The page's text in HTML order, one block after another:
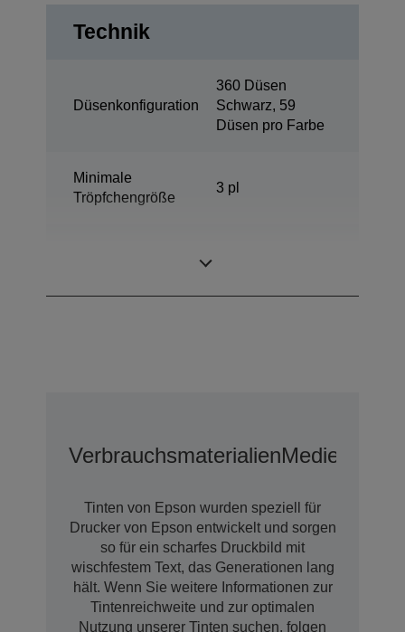
Technik
Düsenkonfiguration
360 Düsen
Schwarz, 59
Düsen pro Farbe
Minimale
Tröpfchengröße
3 pl
VerbrauchsmaterialienMedien
Tinten von Epson wurden speziell für
Drucker von Epson entwickelt und sorgen
so für ein scharfes Druckbild mit
wischfestem Text, das Generationen lang
hält. Wenn Sie weitere Informationen zur
Tintenreichweite und zur optimalen
Nutzung unserer Tinten suchen, folgen